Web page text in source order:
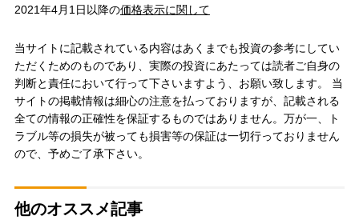
2021年4月1日以降の価格表示に関して
当サイトに記載されている内容はあくまでも投資の参考にしてい
ただくためのものであり、実際の投資にあたっては読者ご自身の
判断と責任において行って下さいますよう、お願い致します。 当
サイトの掲載情報は細心の注意を払っておりますが、記載される
全ての情報の正確性を保証するものではありません。万が一、ト
ラブル等の損失が被っても損害等の保証は一切行っておりません
ので、予めご了承下さい。
他のオススメ記事